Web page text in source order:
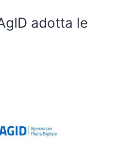
adotta le